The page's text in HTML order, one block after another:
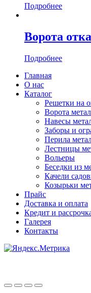
Подробнее
Ворота
Подробнее
Главная
О нас
Каталог
Решетки на
Ворота
Навесы
Заборы и
Перила
Лестницы
Вольеры
Беседки из
Качели
Козырьки
Прайс
Доставка и оплата
Кредит и
Галерея
Контакты